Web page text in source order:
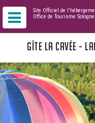
Site Officiel de
Office de Tourisme Sologne
GÎTE LA CAVÉE -